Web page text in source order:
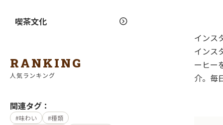
喫茶文化
RANKING
人気ランキング
関連タグ：
味わい
種類
インス
インス
ーヒー
介。毎